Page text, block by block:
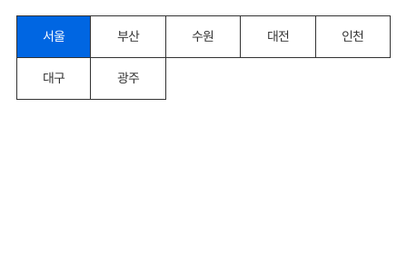
서울 부산 수원 대전 인천
대구 광주